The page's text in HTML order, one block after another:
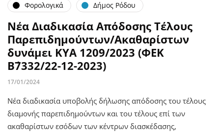
Φορολογικά Δήμος Ρόδου
Νέα Διαδικασία Απόδοσης Τέλους
Παρεπιδημούντων/Ακαθαρίστων
δυνάμει ΚΥΑ 1209/2023 (ΦΕΚ
Β΄7332/22-12-2023)
17/01/2024
Νέα διαδικασία υποβολής δήλωσης απόδοσης του τέλους
διαμονής παρεπιδημούντων και του τέλους επί των
ακαθαρίστων εσόδων των κέντρων διασκέδασης,